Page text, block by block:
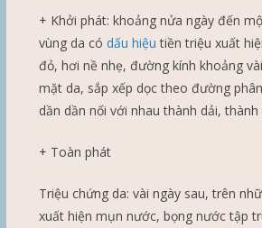
+ Khởi phát: khoảng nửa ngày đến
vùng da có dấu hiệu tiền triệu xuất
đỏ, hơi nề nhẹ, đường kính khoảng
mặt da, sắp xếp dọc theo đường
dần dần nối với nhau thành dải, thành
+ Toàn phát
Triệu chứng da: vài ngày sau, trên
xuất hiện mụn nước, bọng nước tập